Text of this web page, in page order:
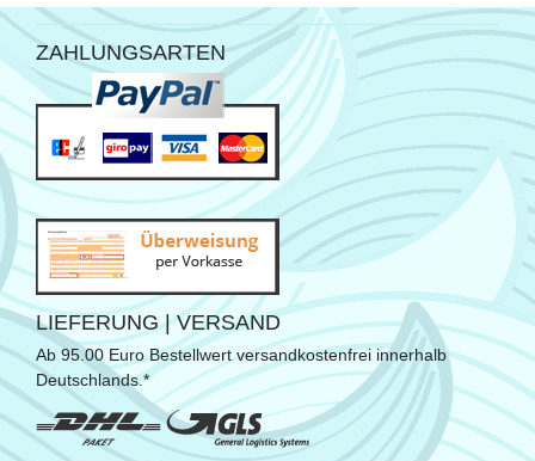
ZAHLUNGSARTEN
LIEFERUNG | VERSAND
Ab 95.00 Euro Bestellwert versandkostenfrei innerhalb
Deutschlands.*